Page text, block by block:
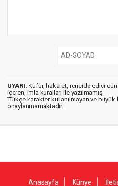
UYARI: Küfür, hakaret, rencide edici
içeren, imla kuralları ile yazılmamış,
Türkçe karakter kullanılmayan ve büyük
onaylanmamaktadır.
Anasayfa Künye